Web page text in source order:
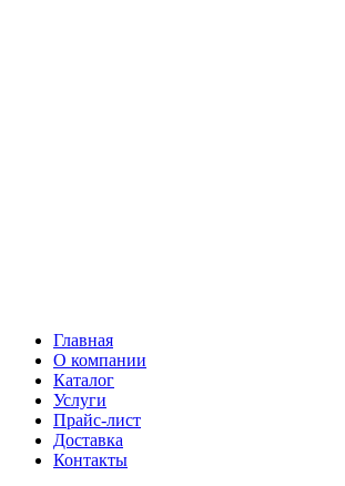
Главная
О компании
Каталог
Услуги
Прайс-лист
Доставка
Контакты